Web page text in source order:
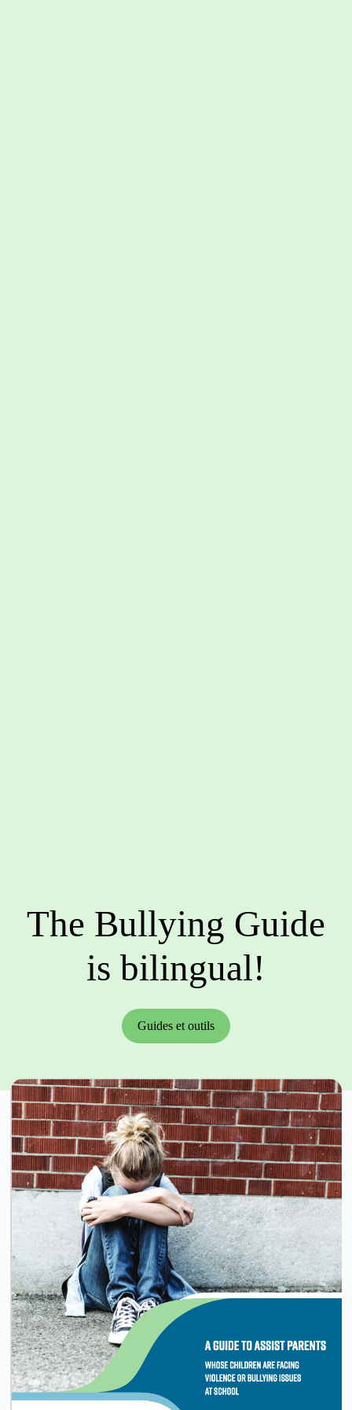
The Bullying Guide
is bilingual!
Guides et outils